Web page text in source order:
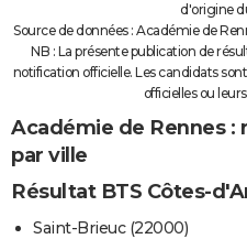
d'origine
Source de données : Académie de
NB : La présente publication de
notification officielle. Les candidats
officielles ou
Académie de Rennes :
par ville
Résultat BTS Côtes-
Saint-Brieuc (22000)